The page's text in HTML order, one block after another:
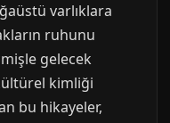
varlıklara
ruhunu
gelecek
kimliği
bu hikayeler,